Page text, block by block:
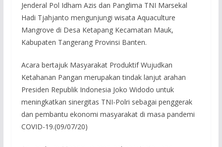
Jenderal Pol Idham Azis dan Panglima TNI Marsekal
Hadi Tjahjanto mengunjungi wisata Aquaculture
Mangrove di Desa Ketapang Kecamatan Mauk,
Kabupaten Tangerang Provinsi Banten.
Acara bertajuk Masyarakat Produktif Wujudkan
Ketahanan Pangan merupakan tindak lanjut arahan
Presiden Republik Indonesia Joko Widodo untuk
meningkatkan sinergitas TNI-Polri sebagai penggerak
dan pembantu ekonomi masyarakat di masa pandemi
COVID-19.(09/07/20)